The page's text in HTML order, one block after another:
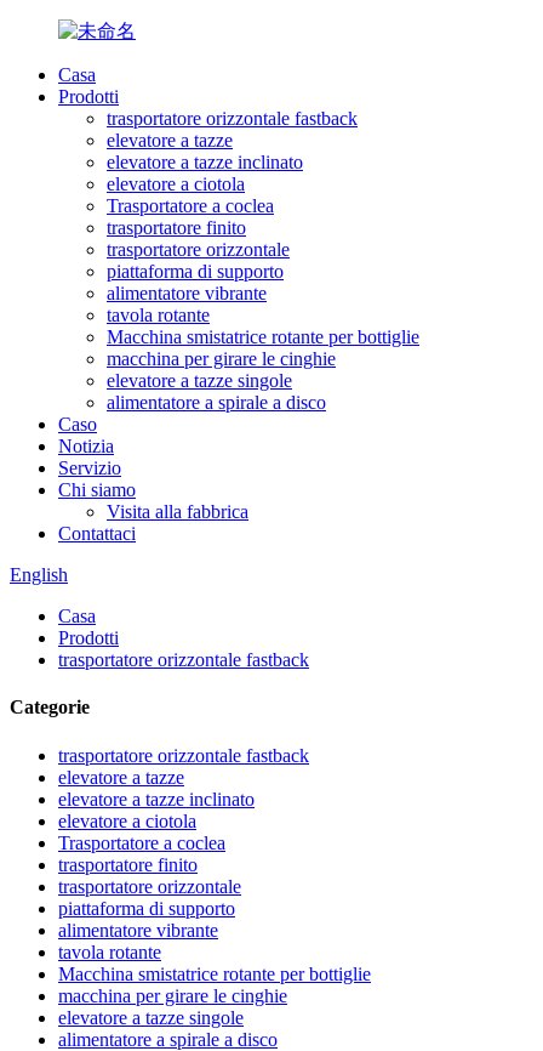
Casa
Prodotti
trasportatore orizzontale fastback
elevatore a tazze
elevatore a tazze inclinato
elevatore a ciotola
Trasportatore a coclea
trasportatore finito
trasportatore orizzontale
piattaforma di supporto
alimentatore vibrante
tavola rotante
Macchina smistatrice rotante per bottiglie
macchina per girare le cinghie
elevatore a tazze singole
alimentatore a spirale a disco
Caso
Notizia
Servizio
Chi siamo
Visita alla fabbrica
Contattaci
English
Casa
Prodotti
trasportatore orizzontale fastback
Categorie
trasportatore orizzontale fastback
elevatore a tazze
elevatore a tazze inclinato
elevatore a ciotola
Trasportatore a coclea
trasportatore finito
trasportatore orizzontale
piattaforma di supporto
alimentatore vibrante
tavola rotante
Macchina smistatrice rotante per bottiglie
macchina per girare le cinghie
elevatore a tazze singole
alimentatore a spirale a disco